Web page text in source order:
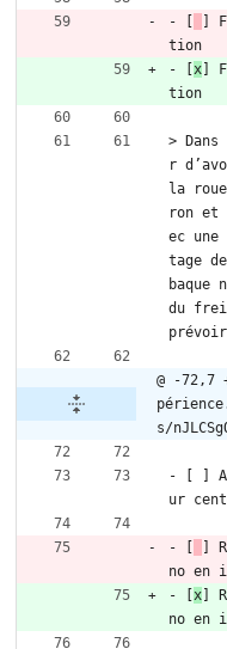
- [
]
tion
- [ x ]
tion
>
r
la
ron et
ec une
tage
baque
du
@ -72,7
s/
- [ ]
ur
- [
]
no en
- [ x ]
no en